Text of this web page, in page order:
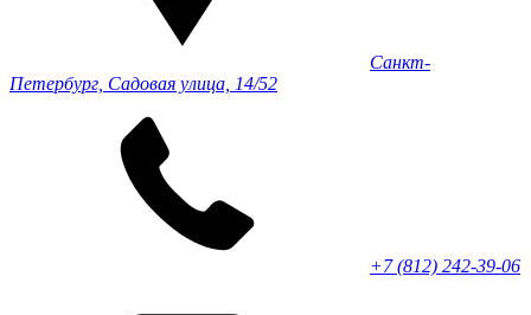
Санкт-
Петербург, Садовая улица, 14/52
+7 (812) 242-39-06